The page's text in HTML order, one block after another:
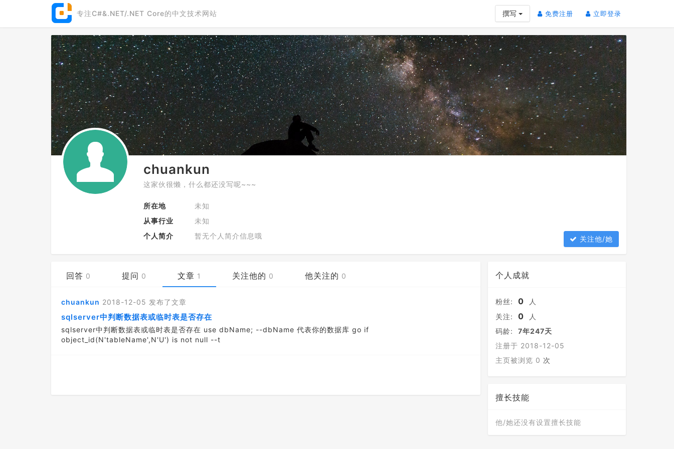
专注C#&.NET/.NET Core的中文技术网站 撰写 免费注册 (current)立即登录
chuankun
这家伙很懒，什么都还没写呢~~~
所在地
未知
从事行业
未知
个人简介
暂无个人简介信息哦 关注他/她
回答 0 提问 0 文章 1 关注他的 0 他关注的 0
chuankun 2018-12-05 发布了文章
sqlserver中判断数据表或临时表是否存在
sqlserver中判断数据表或临时表是否存在 use dbName; --dbName 代表你的数据库 go if
object_id(N'tableName',N'U') is not null --t
个人成就
粉丝: 0
人
关注:
0
人
码龄:
7年247天
注册于 2018-12-05
主页被浏览 0 次
擅长技能
他/她还没有设置擅长技能